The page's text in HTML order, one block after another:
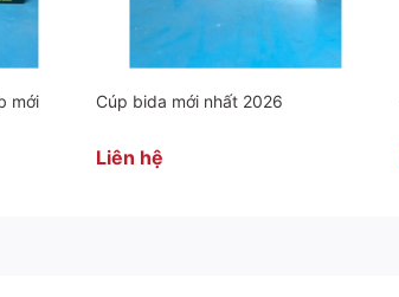
mới
Cúp bida mới nhất 2026
Liên hệ